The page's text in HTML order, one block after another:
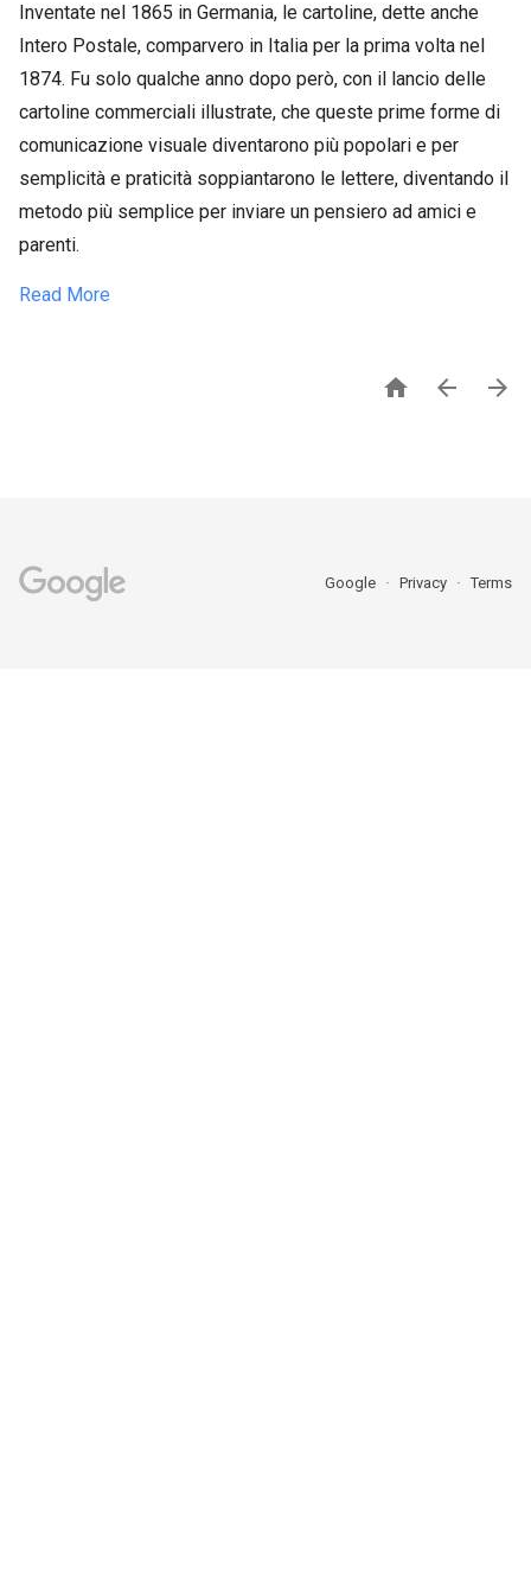
Inventate nel 1865 in Germania, le cartoline, dette anche
Intero Postale, comparvero in ​Italia per la prima volta nel
1874. Fu solo qualche anno dopo però, con il lancio delle
cartoline commerciali illustrate​, che queste prime forme di
comunicazione visuale diventarono più popolari​ e per
semplicità e praticità soppiantarono le lettere, diven​tando il
metodo più semplice per inviare un pensiero ad amici e
parenti.
Read More
  
Google Privacy Terms